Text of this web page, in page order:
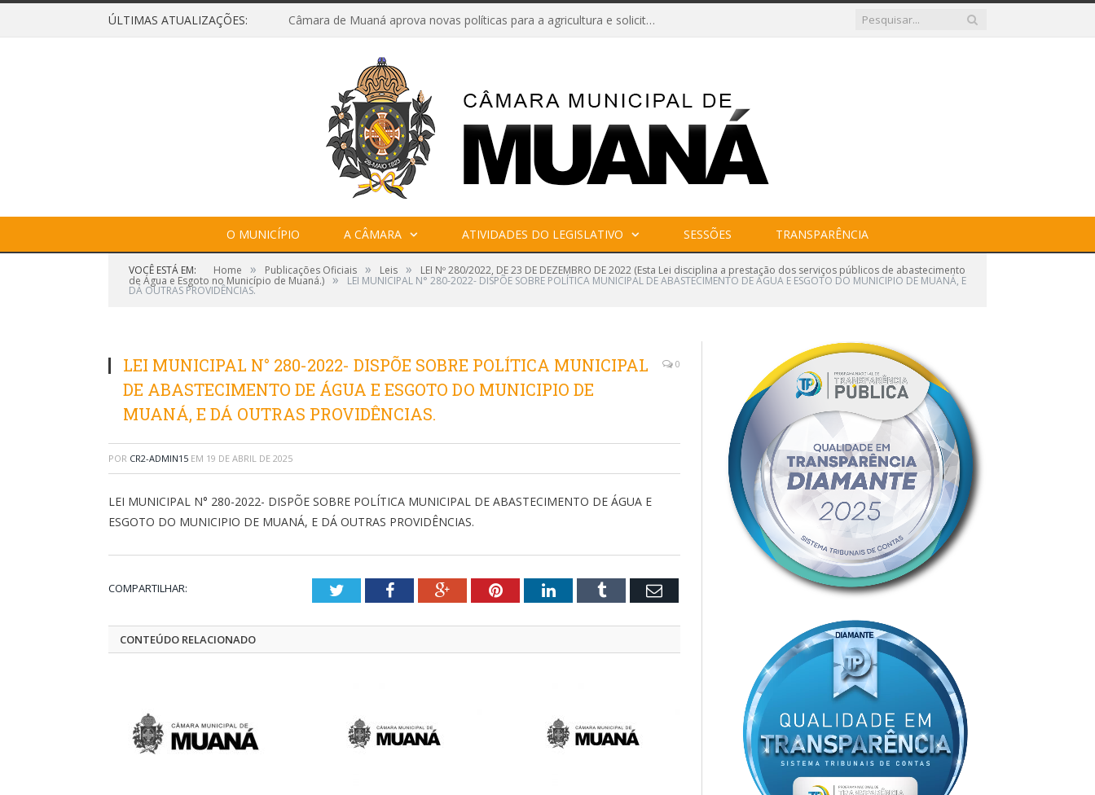
ÚLTIMAS ATUALIZAÇÕES: Câmara de Muaná aprova novas políticas para a agricultura e solicita reforma da Ponte do Reduto
O MUNICÍPIO A CÂMARA ATIVIDADES DO LEGISLATIVO SESSÕES TRANSPARÊNCIA
VOCÊ ESTÁ EM: Home » Publicações Oficiais » Leis » LEI Nº 280/2022, DE 23 DE DEZEMBRO DE 2022 (Esta Lei disciplina a prestação dos serviços públicos de abastecimento
de Água e Esgoto no Município de Muaná.) » LEI MUNICIPAL N° 280-2022- DISPÕE SOBRE POLÍTICA MUNICIPAL DE ABASTECIMENTO DE ÁGUA E ESGOTO DO MUNICIPIO DE MUANÁ, E
DÁ OUTRAS PROVIDÊNCIAS.
LEI MUNICIPAL N° 280-2022- DISPÕE SOBRE POLÍTICA MUNICIPAL
DE ABASTECIMENTO DE ÁGUA E ESGOTO DO MUNICIPIO DE
MUANÁ, E DÁ OUTRAS PROVIDÊNCIAS.
0
POR CR2-ADMIN15 EM 19 DE ABRIL DE 2025
LEI MUNICIPAL N° 280-2022- DISPÕE SOBRE POLÍTICA MUNICIPAL DE ABASTECIMENTO DE ÁGUA E
ESGOTO DO MUNICIPIO DE MUANÁ, E DÁ OUTRAS PROVIDÊNCIAS.
COMPARTILHAR: TwitterFacebookGoogle+PinterestLinkedInTumblr Email
CONTEÚDO RELACIONADO